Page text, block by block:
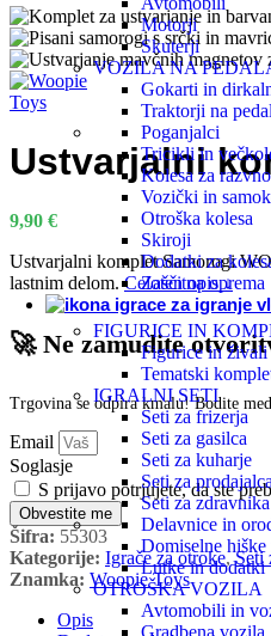
Motorji
Skuterji
VOZILA NA
Gokarti in
Traktorji na
Poganjalci
Tricikli in
Kolesa za
Vozički in
Otroška kolesa
Skiroji
Dodatki za
Zaščitna oprema
FIGURICE IN
Figurice in živali
Tematski
IGRALNI SETI
Seti za frizerja
Seti za gasilca
Seti za kuharje
Seti za prodajalca
Seti za zdravnika
Delavnice in
Domiselne
Lutke in dodatki
OTROŠKA VOZILA
Avtomobili in
Gradbena vozila
Ustvarjalni
9,90 €
Ustvarjalni komplet Samorogi
lastnim delom.Celoten opis ↓
🚀 Ne zamudite
Trgovina se odpira kmalu! Bodite
Email
Soglasje
S prijavo potrjujete, da ste
Obvestite me
Šifra: 55303
Kategorije: Igrače za otroke, Seti
Znamka: Woopie Toys
Opis